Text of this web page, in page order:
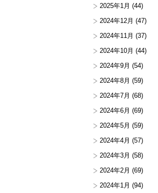
2025年1月 (44)
2024年12月 (47)
2024年11月 (37)
2024年10月 (44)
2024年9月 (54)
2024年8月 (59)
2024年7月 (68)
2024年6月 (69)
2024年5月 (59)
2024年4月 (57)
2024年3月 (58)
2024年2月 (69)
2024年1月 (94)